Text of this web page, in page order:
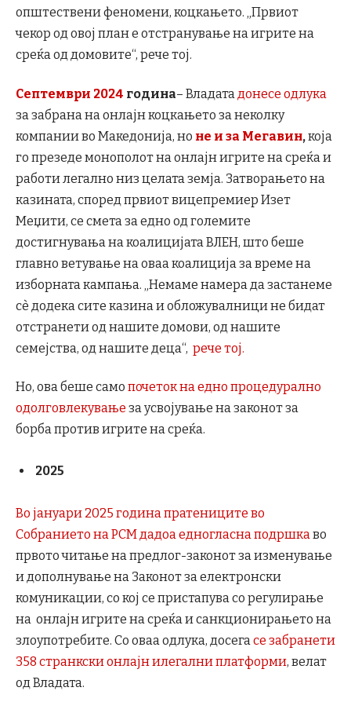
општествени феномени, коцкањето. „Првиот
чекор од овој план е отстранување на игрите на
среќа од домовите“, рече тој.
Септември 2024 година– Владата донесе одлука
за забрана на онлајн коцкањето за неколку
компании во Македонија, но не и за Мегавин, која
го презеде монополот на онлајн игрите на среќа и
работи легално низ целата земја. Затворањето на
казината, според првиот вицепремиер Изет
Меџити, се смета за едно од големите
достигнувања на коалицијата ВЛЕН, што беше
главно ветување на оваа коалиција за време на
изборната кампања. „Немаме намера да застанеме
сè додека сите казина и обложувалници не бидат
отстранети од нашите домови, од нашите
семејства, од нашите деца“, рече тој.
Но, ова беше само почеток на едно процедурално
одолговлекување за усвојување на законот за
борба против игрите на среќа.
2025
Во јануари 2025 година пратениците во
Собранието на РСМ дадоа едногласна подршкаво
првото читање на предлог-законот за изменување
и дополнување на Законот за електронски
комуникации, со кој се пристапува со регулирање
на онлајн игрите на среќа и санкционирањето на
злоупотребите. Со оваа одлука, досегасе забранети
358 странкски онлајн илегални платформи, велат
од Владата.